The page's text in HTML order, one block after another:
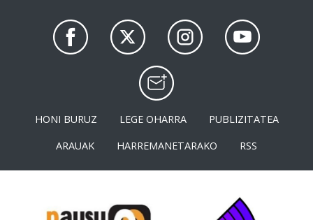
HONI BURUZ LEGE OHARRA
PUBLIZITATEA
ARAUAK
HARREMANETARAKO RSS